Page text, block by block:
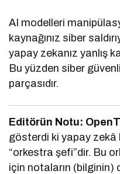
AI modelleri
kaynağınız siber
yapay zekanız yanlış
Bu yüzden siber
parçasıdır.
Editörün Notu:
gösterdi ki yapay zekâ
“orkestra şefi”dir. Bu
için notaların (bilginin)